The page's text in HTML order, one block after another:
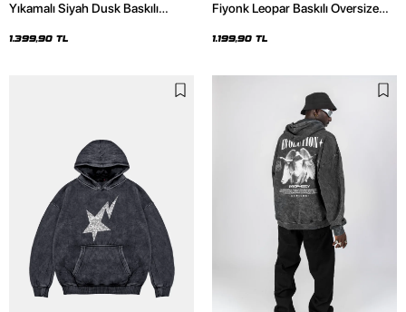
Yıkamalı Siyah Dusk Baskılı
1.399,90 TL
Fiyonk Leopar Baskılı Oversize
1.199,90 TL